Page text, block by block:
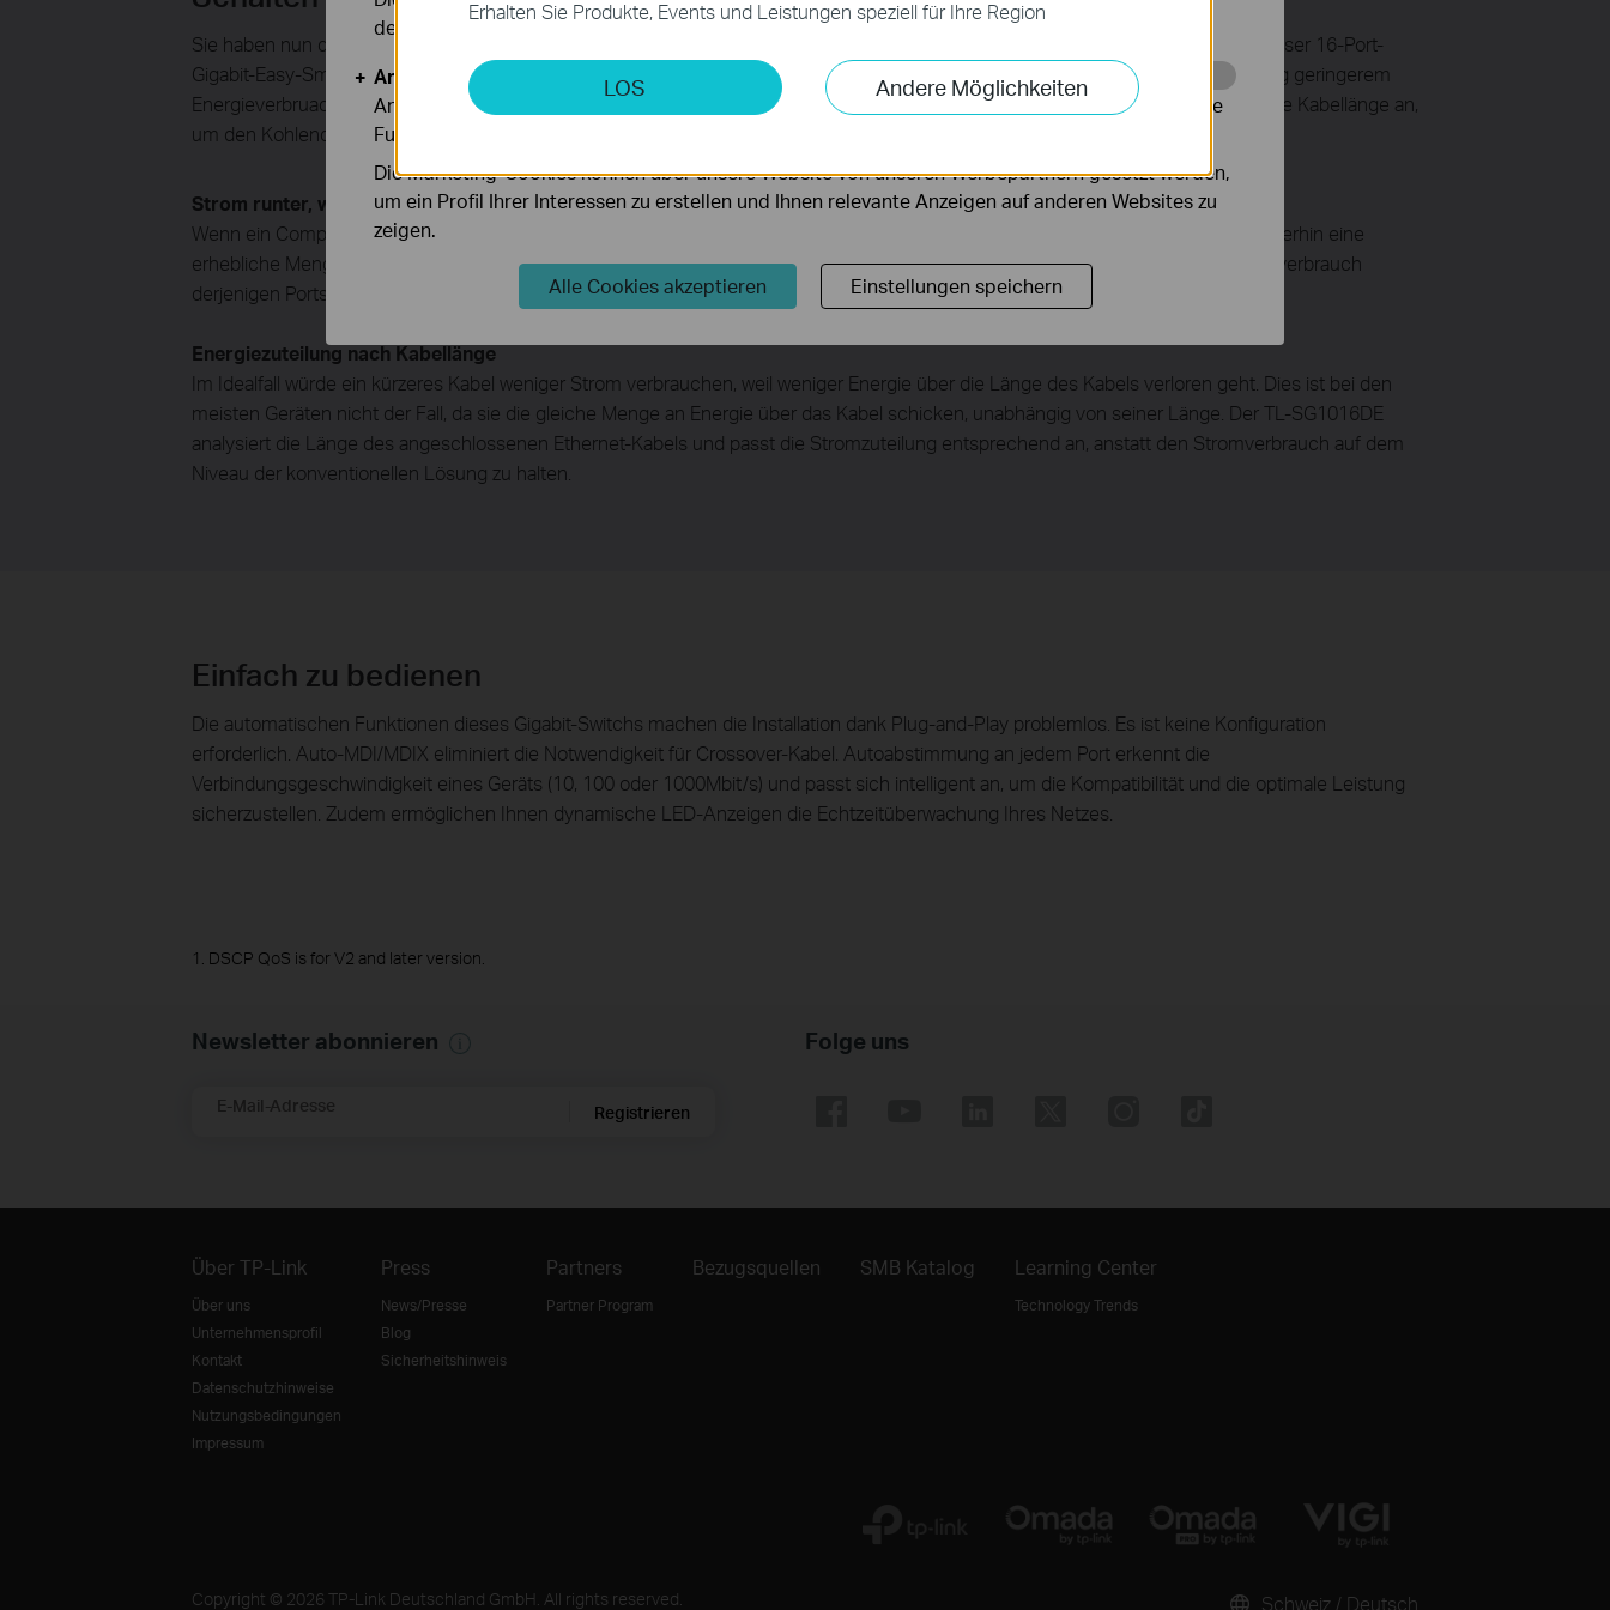
Sie haben nun die Möglichkeit, sich für den grünen Weg zu entscheiden, wenn Sie zu einem Gigabit-Netzwerk upgraden wollen. Dieser 16-Port-
Gigabit-Easy-Smart-Switch verfügt über die neueste innovative, energieeffiziente Technik, die Ihre Netzwerkkapazität bei gleichzeitig geringerem
Energieverbruach wesentlich erweitern kann. Der TL-SG1016DE passt den Stromverbrauch automatisch an den Link-Status und die Kabellänge an,
um den Kohlendioxid-Fußabdruck Ihres Netzwerks zu verbessern.
Strom runter, wenn Ports nicht aktiv sind
Wenn ein Computer oder ein Netzwerkgerät ausgeschaltet ist, verbraucht der entsprechende Port eines traditionellen Switchs weiterhin eine
erhebliche Menge an Strom. Der TL-SG1016DE erkennt automatisch den Link-Status der einzelnen Ports und reduziert den Stromverbrauch
derjenigen Ports, die sich im Leerlauf befinden.
Energiezuteilung nach Kabellänge
Im Idealfall würde ein kürzeres Kabel weniger Strom verbrauchen, weil weniger Energie über die Länge des Kabels verloren geht. Dies ist bei den
meisten Geräten nicht der Fall, da sie die gleiche Menge an Energie über das Kabel schicken, unabhängig von seiner Länge. Der TL-SG1016DE
analysiert die Länge des angeschlossenen Ethernet-Kabels und passt die Stromzuteilung entsprechend an, anstatt den Stromverbrauch auf dem
Niveau der konventionellen Lösung zu halten.
Einfach zu bedienen
Die automatischen Funktionen dieses Gigabit-Switchs machen die Installation dank Plug-and-Play problemlos. Es ist keine Konfiguration
erforderlich. Auto-MDI/MDIX eliminiert die Notwendigkeit für Crossover-Kabel. Autoabstimmung an jedem Port erkennt die
Verbindungsgeschwindigkeit eines Geräts (10, 100 oder 1000Mbit/s) und passt sich intelligent an, um die Kompatibilität und die optimale Leistung
sicherzustellen. Zudem ermöglichen Ihnen dynamische LED-Anzeigen die Echtzeitüberwachung Ihres Netzes.
1. DSCP QoS is for V2 and later version.
Newsletter abonnieren
E-Mail-Adresse Registrieren
Folge uns
Über TP-Link
Über uns
Unternehmensprofil
Kontakt
Datenschutzhinweise
Nutzungsbedingungen
Impressum
Press
News/Presse
Blog
Sicherheitshinweis
Partners
Partner Program
Bezugsquellen SMB Katalog Learning Center
Technology Trends
Copyright © 2026 TP-Link Deutschland GmbH. All rights reserved. Schweiz / Deutsch
Erhalten Sie Produkte, Events und Leistungen speziell für Ihre Region
LOS Andere Möglichkeiten
deaktiviert werden.
Analyse- und Marketing-Cookies
Analyse-Cookies ermöglichen es uns, Ihre Aktivitäten auf unserer Website zu analysieren, um die
Funktionsweise unserer Website zu verbessern und anzupassen.
Die Marketing-Cookies können über unsere Website von unseren Werbepartnern gesetzt werden,
um ein Profil Ihrer Interessen zu erstellen und Ihnen relevante Anzeigen auf anderen Websites zu
zeigen.
Alle Cookies akzeptieren Einstellungen speichern